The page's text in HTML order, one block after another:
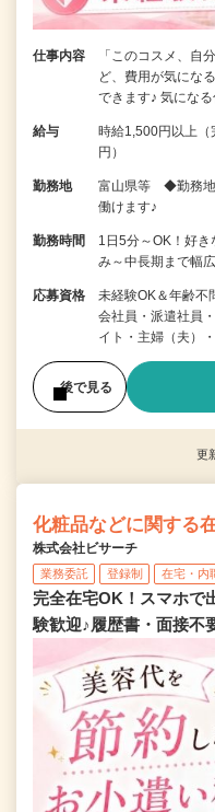
仕事内容
「このコスメ、自
ど、費用が気にな
できます♪ 気にな
給与
時給1,500円以上
円）
勤務地
富山県等 ◆勤務地
働けます♪
勤務時間
1日5分～OK！好
み～中長期まで幅
応募資格
未経験OK＆年齢不
会社員・派遣社員
イト・主婦（夫）
後で見る
更
化粧品などに関する
株式会社ビサーチ
業務委託 登録制 在宅・内
完全在宅OK！スマホで
験歓迎♪履歴書・面接不